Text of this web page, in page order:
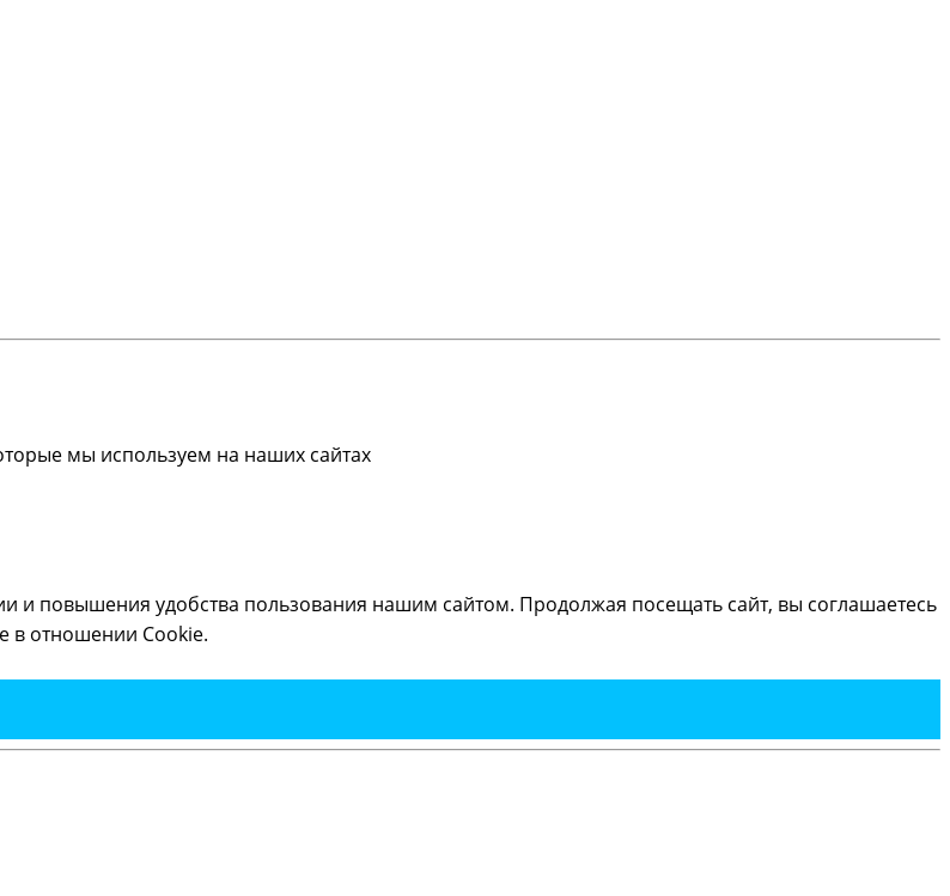
мы используем на наших сайтах
и повышения удобства пользования нашим сайтом. Продолжая посещать сайт, вы соглашаетесь
в отношении Cookie.